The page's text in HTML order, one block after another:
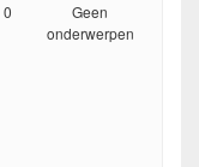
0
Geen
onderwerpen